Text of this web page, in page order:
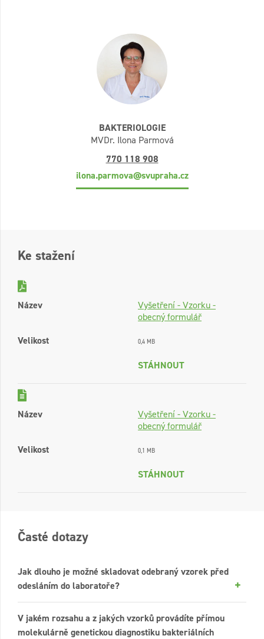
BAKTERIOLOGIE
MVDr. Ilona Parmová
770 118 908
ilona.parmova@svupraha.cz
Ke stažení
Název
Vyšetření - Vzorku -
obecný formulář
Velikost
0,4 MB
STÁHNOUT
Název
Vyšetření - Vzorku -
obecný formulář
Velikost
0,1 MB
STÁHNOUT
Časté dotazy
Jak dlouho je možné skladovat odebraný vzorek před
odesláním do laboratoře?
V jakém rozsahu a z jakých vzorků provádíte přímou
molekulárně genetickou diagnostiku bakteriálních